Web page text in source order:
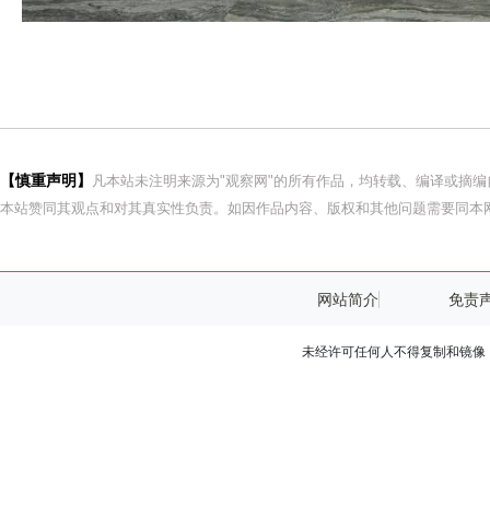
【慎重声明】
凡本站未注明来源为"观察网"的所有作品，均转载、编译或摘
本站赞同其观点和对其真实性负责。如因作品内容、版权和其他问题需要同本
网站简介 免责
未经许可任何人不得复制和镜